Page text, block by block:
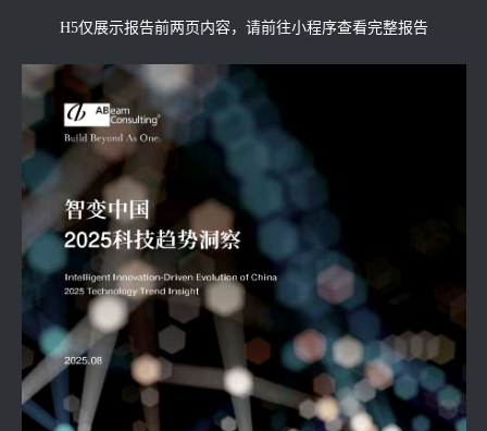
H5仅展示报告前两页内容，请前往小程序查看完整报告